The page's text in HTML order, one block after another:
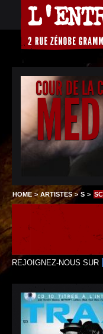
COUR DE LA
HOME >ARTISTES>S >
REJOIGNEZ-NOUS SUR